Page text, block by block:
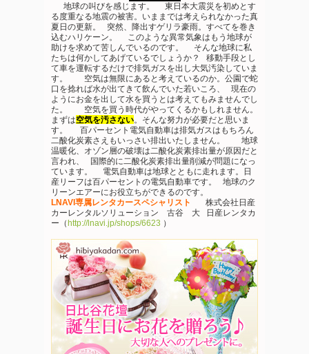
地球の叫びを感じます。 東日本大震災を初めとす
る度重なる地震の被害。いままでは考えられなかった真
夏日の更新。 突然、降出すゲリラ豪雨。すべてを巻き
込むハリケーン。 このような異常気象はもう地球が
助けを求めて苦しんでいるのです。 そんな地球に私
たちは何かしてあげているでしょうか？ 移動手段とし
て車を運転するだけで排気ガスを出し大気汚染していま
す。 空気は無限にあると考えているのか。公園で蛇
口を捻れば水が出てきて飲んでいた若いころ、 現在の
ようにお金を出して水を買うとは考えてもみませんでし
た。 空気を買う時代がやってくるかもしれません。
まずは空気を汚さない 。そんな努力が必要だと思いま
す。 百パーセント電気自動車は排気ガスはもちろん
二酸化炭素さえもいっさい排出いたしません。 地球
温暖化、オゾン層の破壊は二酸化炭素排出量が原因だと
言われ、 国際的に二酸化炭素排出量削減が問題になっ
ています。 電気自動車は地球とともに走れます。日
産リーフは百パーセントの電気自動車です。 地球のク
リーンエアーにお役立ちができるのです。
LNAVI専属レンタカースペシャリスト
株式会社日産
カーレンタルソリューション 古谷 大 日産レンタカ
ー（http://lnavi.jp/shops/6623 ）